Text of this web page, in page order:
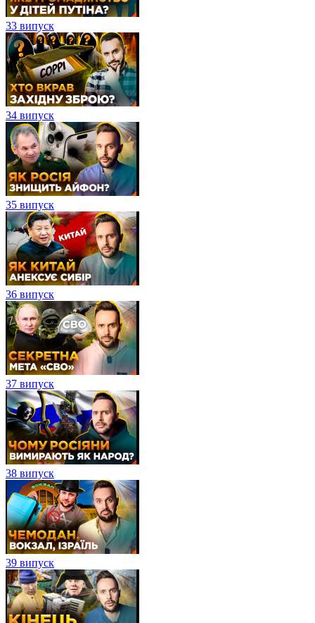
33 випуск
34 випуск
35 випуск
36 випуск
37 випуск
38 випуск
39 випуск